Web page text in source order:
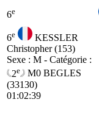
6e
6e
KESSLER
Christopher (153)
Sexe : M - Catégorie :
2e M0 BEGLES
(33130)
01:02:39